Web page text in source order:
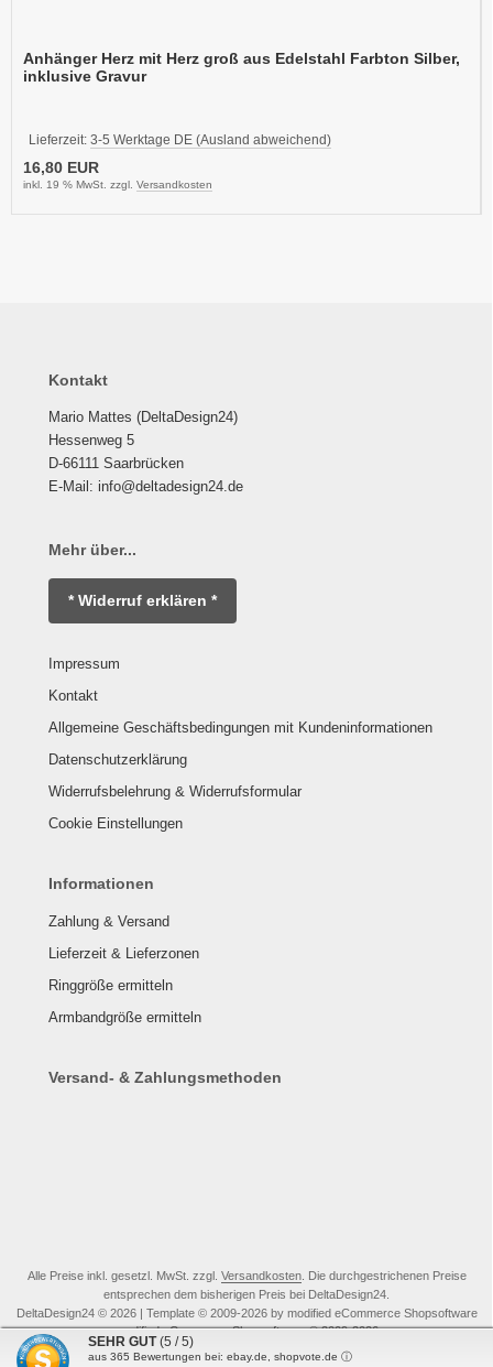
Anhänger Herz mit Herz groß aus Edelstahl Farbton Silber,
inklusive Gravur
Lieferzeit: 3-5 Werktage DE (Ausland abweichend)
16,80 EUR
inkl. 19 % MwSt. zzgl. Versandkosten
Kontakt
Mario Mattes (DeltaDesign24)
Hessenweg 5
D-66111 Saarbrücken
E-Mail: info@deltadesign24.de
Mehr über...
* Widerruf erklären *
Impressum
Kontakt
Allgemeine Geschäftsbedingungen mit Kundeninformationen
Datenschutzerklärung
Widerrufsbelehrung & Widerrufsformular
Cookie Einstellungen
Informationen
Zahlung & Versand
Lieferzeit & Lieferzonen
Ringgröße ermitteln
Armbandgröße ermitteln
Versand- & Zahlungsmethoden
Alle Preise inkl. gesetzl. MwSt. zzgl. Versandkosten. Die durchgestrichenen Preise
entsprechen dem bisherigen Preis bei DeltaDesign24.
DeltaDesign24 © 2026 | Template © 2009-2026 by modified eCommerce Shopsoftware
modified eCommerce Shopsoftware © 2009-2026
SEHR GUT (5 / 5)
aus 365 Bewertungen bei: ebay.de, shopvote.de ⓘ